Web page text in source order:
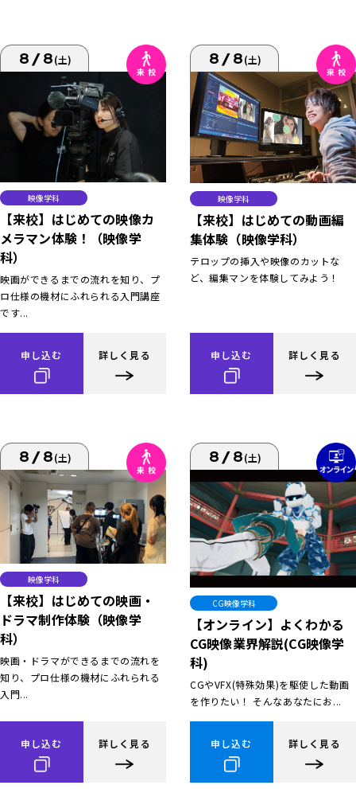
8/8(土)
映像学科
【来校】はじめての映像カ
メラマン体験！（映像学
科）
映画ができるまでの流れを知り、プ
ロ仕様の機材にふれられる入門講座
です...
申し込む 詳しく見る
8/8(土)
映像学科
【来校】はじめての動画編
集体験（映像学科）
テロップの挿入や映像のカットな
ど、編集マンを体験してみよう！
申し込む 詳しく見る
8/8(土)
映像学科
【来校】はじめての映画・
ドラマ制作体験（映像学
科）
映画・ドラマができるまでの流れを
知り、プロ仕様の機材にふれられる
入門...
申し込む 詳しく見る
8/8(土)
CG映像学科
【オンライン】よくわかる
CG映像業界解説(CG映像学
科)
CGやVFX(特殊効果)を駆使した動画
を作りたい！ そんなあなたにお...
申し込む 詳しく見る